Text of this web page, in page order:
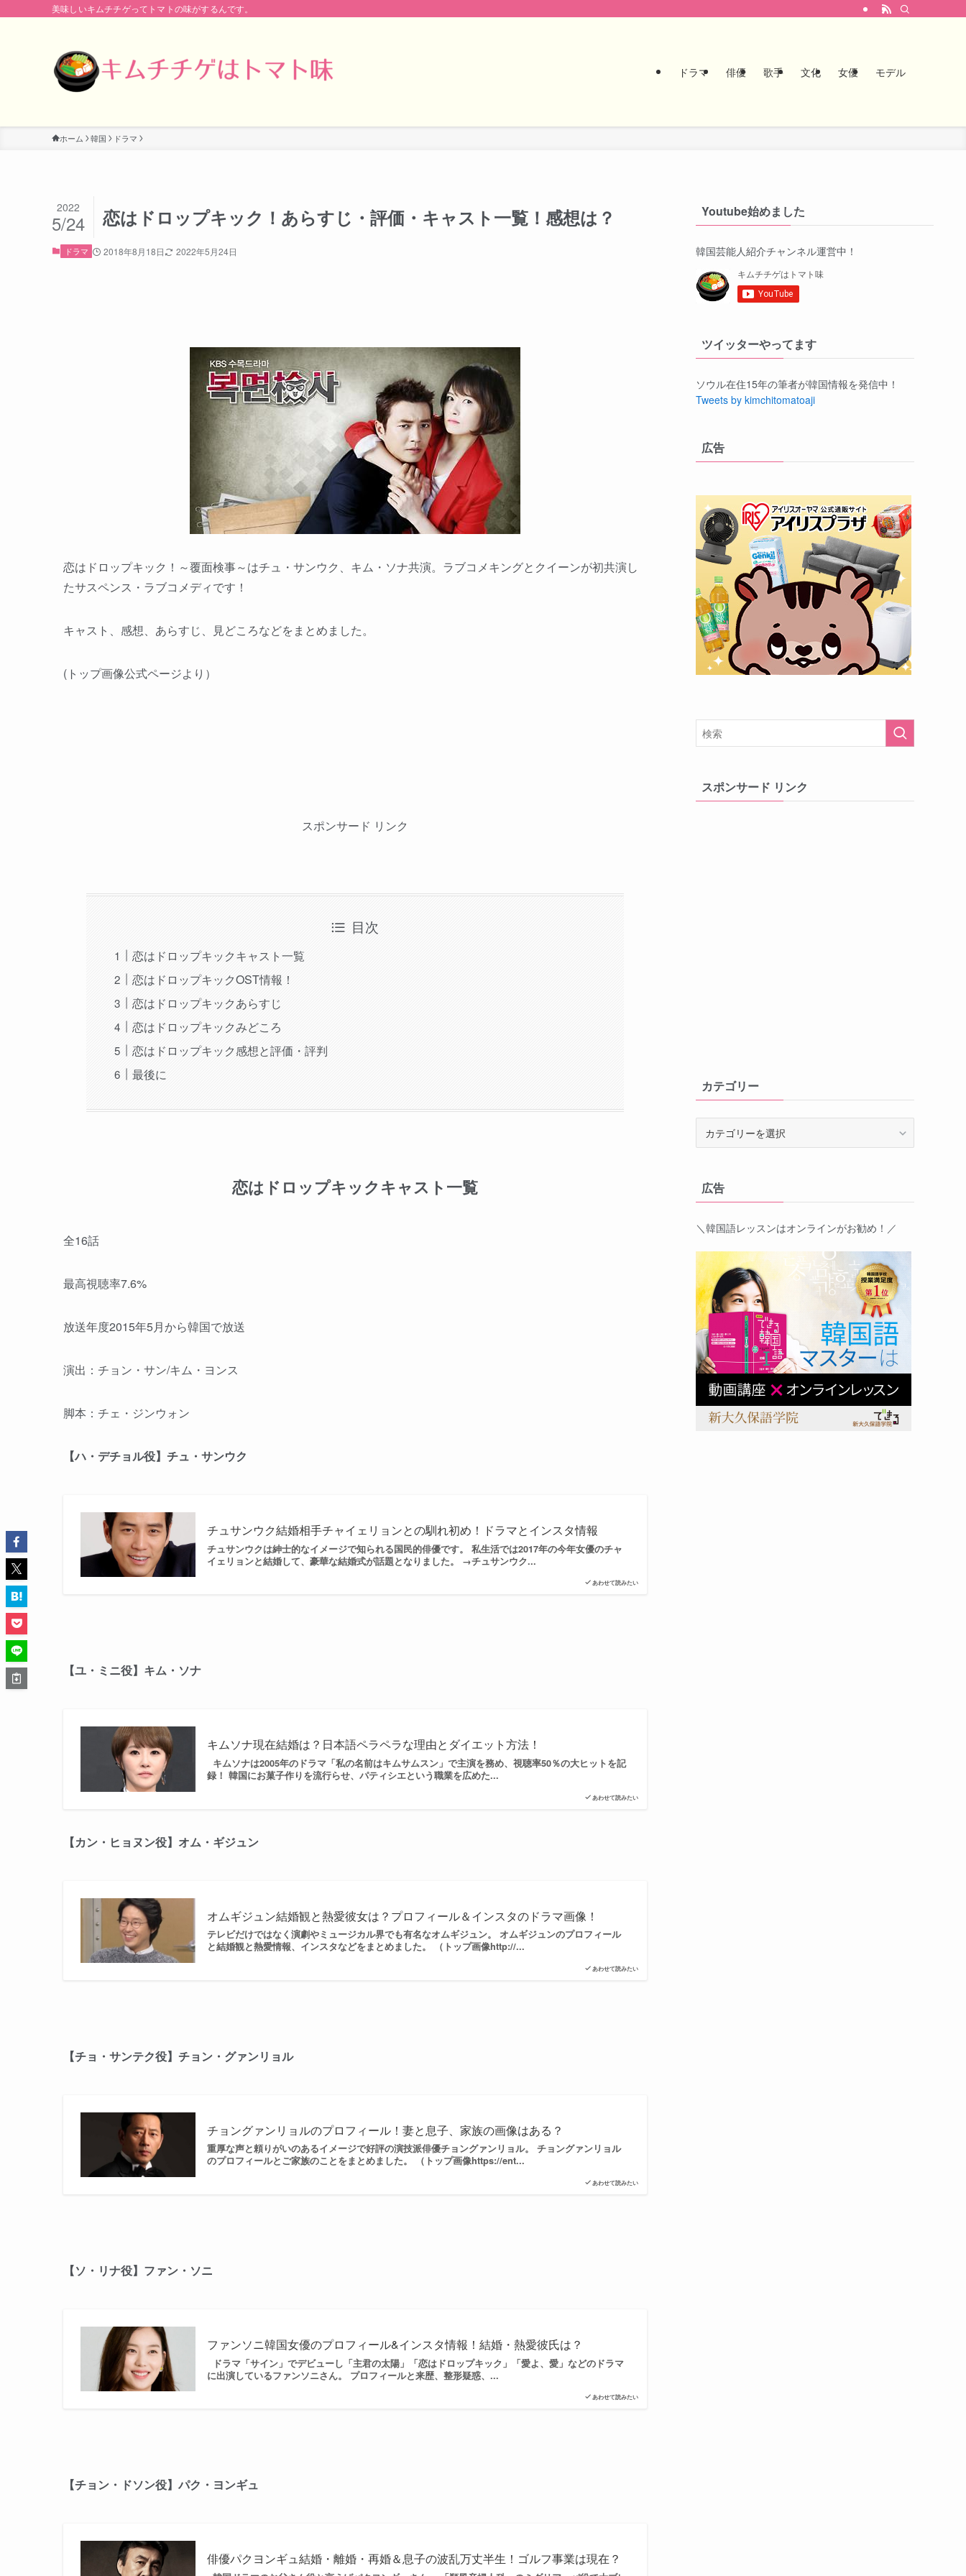
美味しいキムチチゲってトマトの味がするんです。
ドラマ 俳優 歌手 文化 女優 モデル
ホーム 韓国 ドラマ
恋はドロップキック！あらすじ・評価・キャスト一覧！感想は？
2022
5/24
ドラマ 2018年8月18日 2022年5月24日
恋はドロップキック！～覆面検事～はチュ・サンウク、キム・ソナ共演。ラブコメキングとクイーンが初共演し
たサスペンス・ラブコメディです！
キャスト、感想、あらすじ、見どころなどをまとめました。
(トップ画像公式ページより）
スポンサード リンク
目次
恋はドロップキックキャスト一覧
恋はドロップキックOST情報！
恋はドロップキックあらすじ
恋はドロップキックみどころ
恋はドロップキック感想と評価・評判
最後に
恋はドロップキックキャスト一覧
全16話
最高視聴率7.6%
放送年度2015年5月から韓国で放送
演出：チョン・サン/キム・ヨンス
脚本：チェ・ジンウォン
【ハ・デチョル役】チュ・サンウク
あわせて読みたい
チュサンウク結婚相手チャイェリョンとの馴れ初め！ドラマとインスタ情報
チュサンウクは紳士的なイメージで知られる国民的俳優です。 私生活では2017年の今年女優のチャ
イェリョンと結婚して、豪華な結婚式が話題となりました。 →チュサンウク...
【ユ・ミニ役】キム・ソナ
あわせて読みたい
キムソナ現在結婚は？日本語ペラペラな理由とダイエット方法！
キムソナは2005年のドラマ「私の名前はキムサムスン」で主演を務め、視聴率50％の大ヒットを記
録！ 韓国にお菓子作りを流行らせ、パティシエという職業を広めた...
【カン・ヒョヌン役】オム・ギジュン
あわせて読みたい
オムギジュン結婚観と熱愛彼女は？プロフィール＆インスタのドラマ画像！
テレビだけではなく演劇やミュージカル界でも有名なオムギジュン。 オムギジュンのプロフィール
と結婚観と熱愛情報、インスタなどをまとめました。 （トップ画像http://...
【チョ・サンテク役】チョン・グァンリョル
あわせて読みたい
チョングァンリョルのプロフィール！妻と息子、家族の画像はある？
重厚な声と頼りがいのあるイメージで好評の演技派俳優チョングァンリョル。 チョングァンリョル
のプロフィールとご家族のことをまとめました。 （トップ画像https://ent...
【ソ・リナ役】ファン・ソニ
あわせて読みたい
ファンソニ韓国女優のプロフィール&インスタ情報！結婚・熱愛彼氏は？
ドラマ「サイン」でデビューし「主君の太陽」「恋はドロップキック」「愛よ、愛」などのドラマ
に出演しているファンソニさん。 プロフィールと来歴、整形疑惑、...
【チョン・ドソン役】パク・ヨンギュ
俳優パクヨンギュ結婚・離婚・再婚＆息子の波乱万丈半生！ゴルフ事業は現在？
Youtube始めました
韓国芸能人紹介チャンネル運営中！
ツイッターやってます
ソウル在住15年の筆者が韓国情報を発信中！
Tweets by kimchitomatoaji
広告
スポンサード リンク
カテゴリー
ー広告
＼韓国語レッスンはオンラインがお勧め！／